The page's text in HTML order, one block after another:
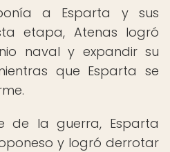
a Esparta y sus
etapa, Atenas logró
naval y expandir su
que Esparta se
de la guerra, Esparta
y logró derrotar